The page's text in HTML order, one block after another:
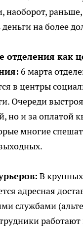
наоборот,
деньги на более
отделения как
6 марта
в центры
Очереди
но и за оплатой
многие
В крупных
адресная
службами